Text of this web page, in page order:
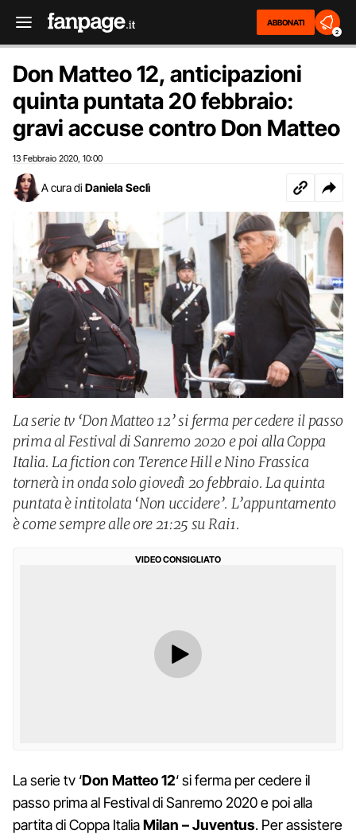
ABBONATI
2
Don Matteo 12, anticipazioni
quinta puntata 20 febbraio:
gravi accuse contro Don Matteo
13 Febbraio 2020 10:00
A cura di Daniela Seclì
La serie tv ‘Don Matteo 12’ si ferma per cedere il passo
prima al Festival di Sanremo 2020 e poi alla Coppa
Italia. La fiction con Terence Hill e Nino Frassica
tornerà in onda solo giovedì 20 febbraio. La quinta
puntata è intitolata ‘Non uccidere’. L’appuntamento
è come sempre alle ore 21:25 su Rai1.
VIDEO CONSIGLIATO
La serie tv ‘Don Matteo 12‘ si ferma per cedere il
passo prima al Festival di Sanremo 2020 e poi alla
partita di Coppa ItaliaMilan – Juventus. Per assistere